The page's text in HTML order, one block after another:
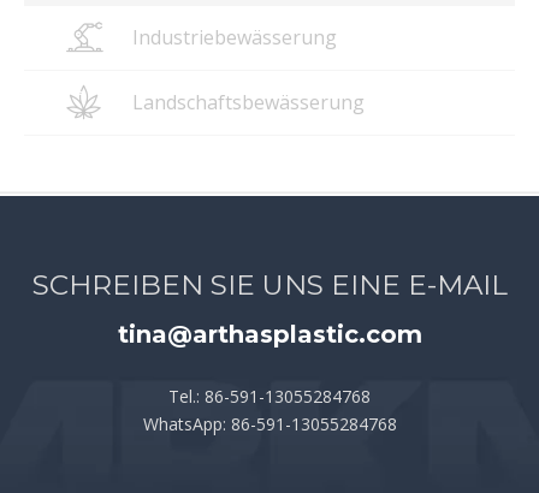
Industriebewässerung
Landschaftsbewässerung
SCHREIBEN SIE UNS EINE E-MAIL
tina@arthasplastic.com
Tel.: 86-591-13055284768
WhatsApp: 86-591-13055284768